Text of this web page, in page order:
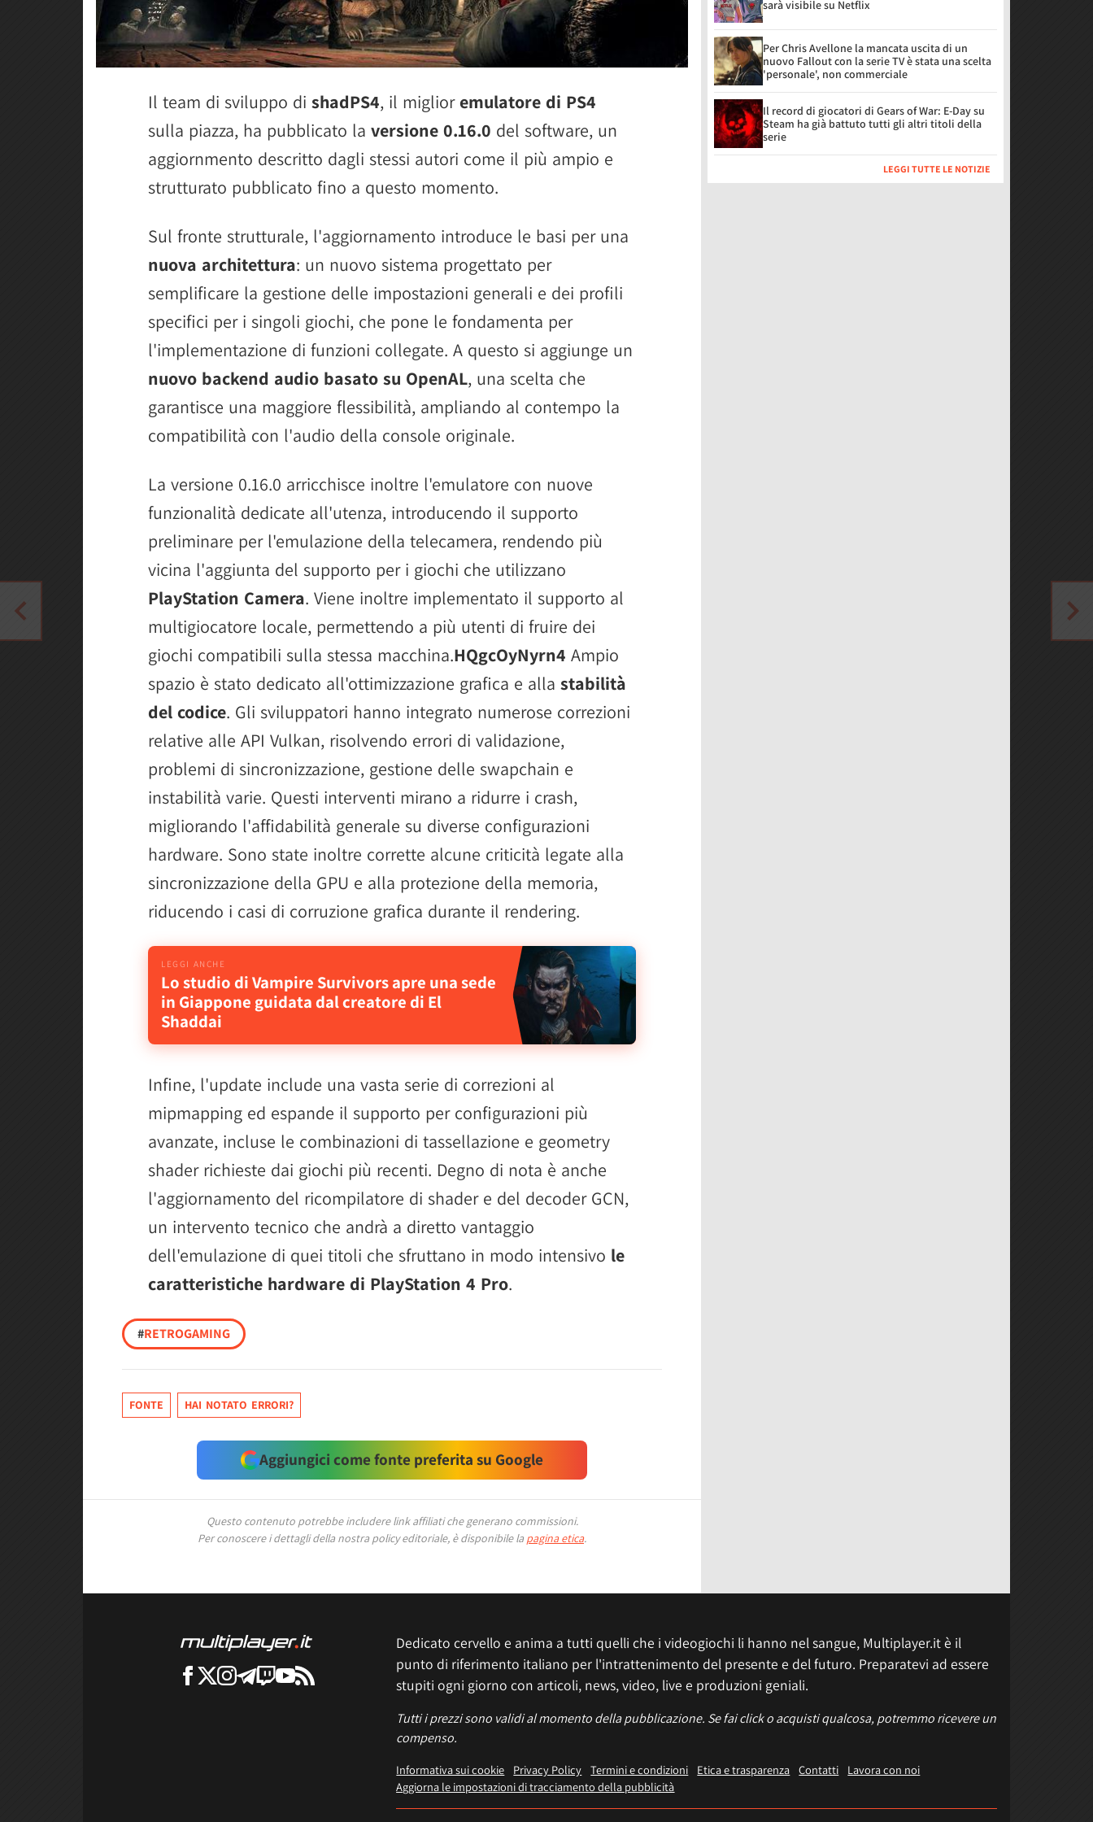
Il team di sviluppo di shadPS4, il miglioremulatore di PS4
sulla piazza, ha pubblicato la versione 0.16.0 del software, un
aggiornmento descritto dagli stessi autori come il più ampio e
strutturato pubblicato fino a questo momento.
Sul fronte strutturale, l'aggiornamento introduce le basi per una
nuova architettura: un nuovo sistema progettato per
semplificare la gestione delle impostazioni generali e dei profili
specifici per i singoli giochi, che pone le fondamenta per
l'implementazione di funzioni collegate. A questo si aggiunge un
nuovo backend audio basato su OpenAL, una scelta che
garantisce una maggiore flessibilità, ampliando al contempo la
compatibilità con l'audio della console originale.
La versione 0.16.0 arricchisce inoltre l'emulatore con nuove
funzionalità dedicate all'utenza, introducendo il supporto
preliminare per l'emulazione della telecamera, rendendo più
vicina l'aggiunta del supporto per i giochi che utilizzano
PlayStation Camera. Viene inoltre implementato il supporto al
multigiocatore locale, permettendo a più utenti di fruire dei
giochi compatibili sulla stessa macchina.HQgcOyNyrn4 Ampio
spazio è stato dedicato all'ottimizzazione grafica e alla stabilità
del codice. Gli sviluppatori hanno integrato numerose correzioni
relative alle API Vulkan, risolvendo errori di validazione,
problemi di sincronizzazione, gestione delle swapchain e
instabilità varie. Questi interventi mirano a ridurre i crash,
migliorando l'affidabilità generale su diverse configurazioni
hardware. Sono state inoltre corrette alcune criticità legate alla
sincronizzazione della GPU e alla protezione della memoria,
riducendo i casi di corruzione grafica durante il rendering.
Lo studio di Vampire Survivors apre una sede
in Giappone guidata dal creatore di El
Shaddai
Infine, l'update include una vasta serie di correzioni al
mipmapping ed espande il supporto per configurazioni più
avanzate, incluse le combinazioni di tassellazione e geometry
shader richieste dai giochi più recenti. Degno di nota è anche
l'aggiornamento del ricompilatore di shader e del decoder GCN,
un intervento tecnico che andrà a diretto vantaggio
dell'emulazione di quei titoli che sfruttano in modo intensivo le
caratteristiche hardware di PlayStation 4 Pro.
#RETROGAMING
FONTE HAI NOTATO ERRORI?
Aggiungici come fonte preferita su Google
Questo contenuto potrebbe includere link affiliati che generano commissioni.
Per conoscere i dettagli della nostra policy editoriale, è disponibile la pagina etica.
sarà visibile su Netflix
Per Chris Avellone la mancata uscita di un
nuovo Fallout con la serie TV è stata una scelta
'personale', non commerciale
Il record di giocatori di Gears of War: E-Day su
Steam ha già battuto tutti gli altri titoli della
serie
LEGGI TUTTE LE NOTIZIE
Dedicato cervello e anima a tutti quelli che i videogiochi li hanno nel sangue, Multiplayer.it è il
punto di riferimento italiano per l'intrattenimento del presente e del futuro. Preparatevi ad essere
stupiti ogni giorno con articoli, news, video, live e produzioni geniali.
Tutti i prezzi sono validi al momento della pubblicazione. Se fai click o acquisti qualcosa, potremmo ricevere un
compenso.
Informativa sui cookie Privacy Policy Termini e condizioni Etica e trasparenza Contatti
Lavora con noi
Aggiorna le impostazioni di tracciamento della pubblicità